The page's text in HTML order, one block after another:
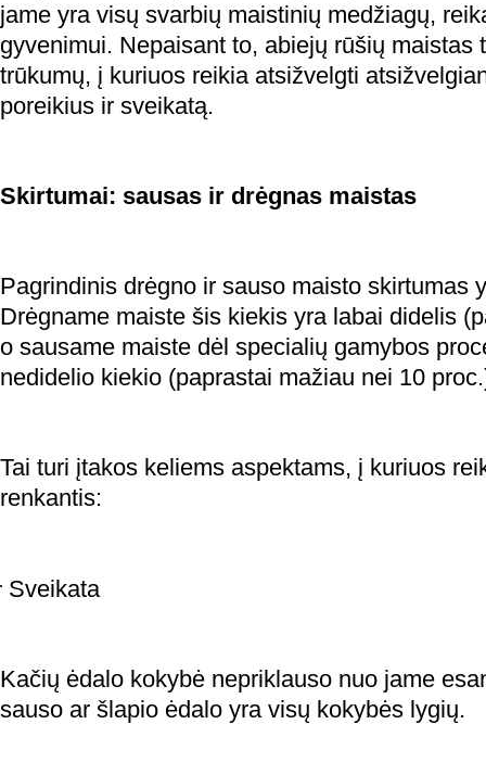
jame yra visų svarbių maistinių medžiagų,
gyvenimui. Nepaisant to, abiejų rūšių maistas
trūkumų, į kuriuos reikia atsižvelgti
poreikius ir sveikatą.
Skirtumai: sausas ir drėgnas maistas
Pagrindinis drėgno ir sauso maisto skirtumas
Drėgname maiste šis kiekis yra labai didelis
o sausame maiste dėl specialių gamybos
nedidelio kiekio (paprastai mažiau nei 10
Tai turi įtakos keliems aspektams, į kuriuos
renkantis:
Sveikata
Kačių ėdalo kokybė nepriklauso nuo jame
sauso ar šlapio ėdalo yra visų kokybės lygių.